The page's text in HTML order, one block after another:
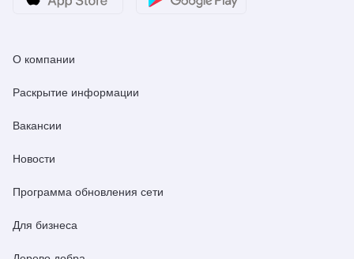
О компании
Раскрытие информации
Вакансии
Новости
Программа обновления сети
Для бизнеса